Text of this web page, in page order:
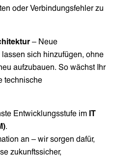
oder Verbindungsfehler zu
– Neue
sich hinzufügen, ohne
aufzubauen. So wächst Ihr
technische
Entwicklungsstufe im IT
.
an – wir sorgen dafür,
zukunftssicher,